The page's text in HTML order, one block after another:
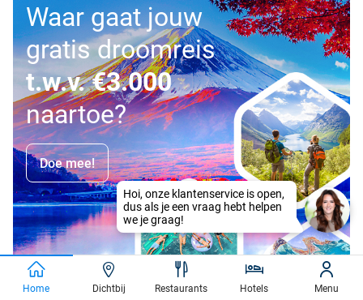
Waar gaat jouw
gratis droomreis
t.w.v. €3.000
naartoe?
Doe mee!
Home Dichtbij Restaurants Hotels Menu